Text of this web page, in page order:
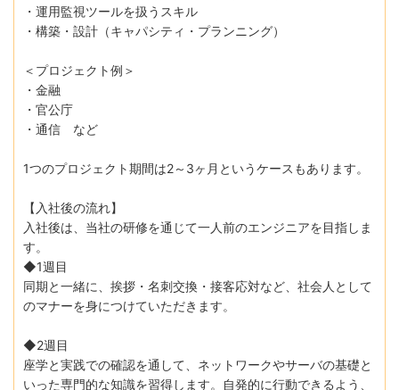
・運用監視ツールを扱うスキル
・構築・設計（キャパシティ・プランニング）
＜プロジェクト例＞
・金融
・官公庁
・通信 など
1つのプロジェクト期間は2～3ヶ月というケースもあります。
【入社後の流れ】
入社後は、当社の研修を通じて一人前のエンジニアを目指しま
す。
◆1週目
同期と一緒に、挨拶・名刺交換・接客応対など、社会人として
のマナーを身につけていただきます。
◆2週目
座学と実践での確認を通して、ネットワークやサーバの基礎と
いった専門的な知識を習得します。自発的に行動できるよう、